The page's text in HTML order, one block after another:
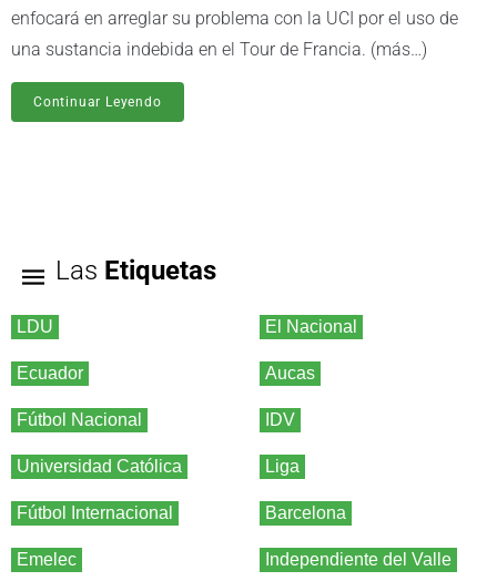
enfocará en arreglar su problema con la UCI por el uso de
una sustancia indebida en el Tour de Francia. (más…)
Continuar Leyendo
Las Etiquetas
LDU El Nacional
Ecuador Aucas
Fútbol Nacional IDV
Universidad Católica Liga
Fútbol Internacional Barcelona
Emelec Independiente del Valle